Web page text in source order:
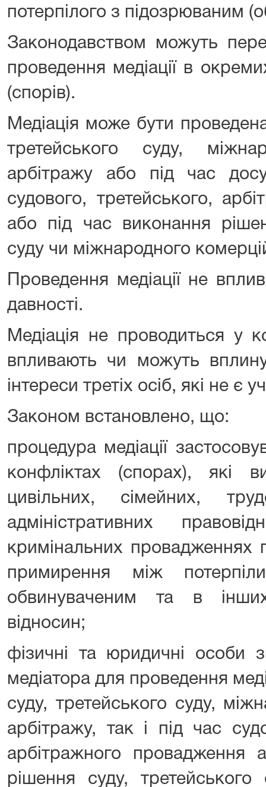
потерпілого з підозрюваним
Законодавством можуть
проведення медіації в
(спорів).
Медіація може бути
третейського суду,
арбітражу або під час
судового, третейського,
або під час виконання
суду чи міжнародного
Проведення медіації не
давності.
Медіація не проводиться у
впливають чи можуть
інтереси третіх осіб, які не є
Законом встановлено, що:
процедура медіації
конфліктах (спорах), які
цивільних, сімейних,
адміністративних
кримінальних провадженнях
примирення між
обвинуваченим та в
відносин;
фізичні та юридичні особи
медіатора для проведення
суду, третейського суду,
арбітражу, так і під час
арбітражного провадження
рішення суду,